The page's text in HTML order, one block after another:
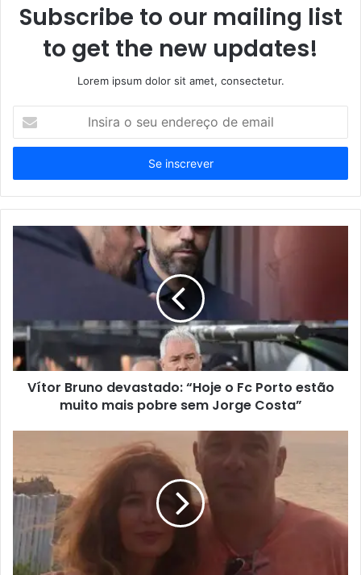
Subscribe to our mailing list
to get the new updates!
Lorem ipsum dolor sit amet, consectetur.
seu
de
email
Vítor Bruno devastado: “Hoje o Fc Porto estão
muito mais pobre sem Jorge Costa”